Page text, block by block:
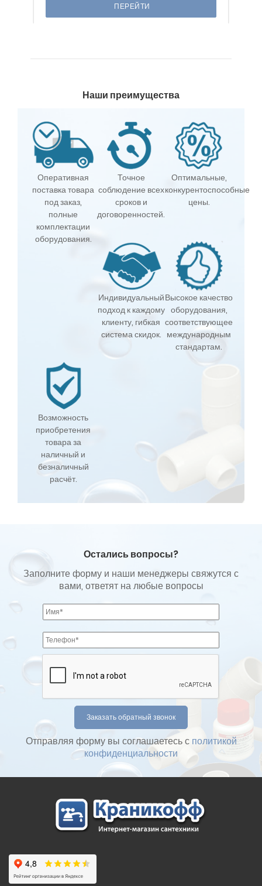
ПЕРЕЙТИ
Наши преимущества
Оперативная
поставка товара
под заказ,
полные
комплектации
оборудования.
Точное
соблюдение всех
сроков и
договоренностей.
Оптимальные,
конкурентоспособные
цены.
Индивидуальный
подход к каждому
клиенту, гибкая
система скидок.
Высокое качество
оборудования,
соответствующее
международным
стандартам.
Возможность
приобретения
товара за
наличный и
безналичный
расчёт.
Остались вопросы?
Заполните форму и наши менеджеры свяжутся с
вами, ответят на любые вопросы
Отправляя форму вы соглашаетесь с политикой
конфиденциальности